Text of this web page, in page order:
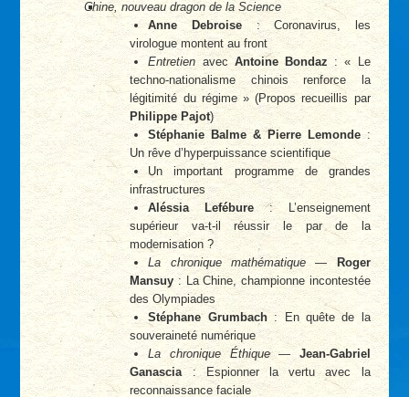
Chine, nouveau dragon de la Science
Anne Debroise: Coronavirus, les
virologue montent au front
Entretien avecAntoine Bondaz : « Le
techno-nationalisme chinois renforce la
légitimité du régime » (Propos recueillis par
Philippe Pajot)
Stéphanie Balme & Pierre Lemonde:
Un rêve d’hyperpuissance scientifique
Un important programme de grandes
infrastructures
Aléssia Lefébure : L’enseignement
supérieur va-t-il réussir le par de la
modernisation ?
La chronique mathématique — Roger
Mansuy: La Chine, championne incontestée
des Olympiades
Stéphane Grumbach: En quête de la
souveraineté numérique
La chronique Éthique— Jean-Gabriel
Ganascia: Espionner la vertu avec la
reconnaissance faciale